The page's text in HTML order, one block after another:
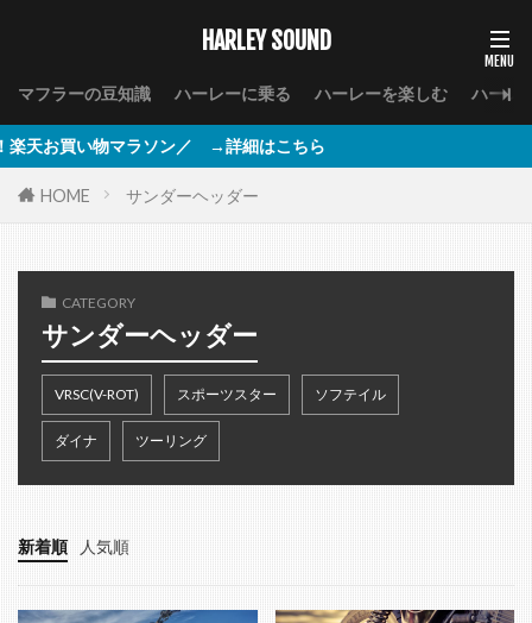
HARLEY SOUND
マフラーの豆知識 ハーレーに乗る ハーレーを楽しむ ハーレ
物マラソン／ →詳細はこちら
HOME サンダーヘッダー
CATEGORY
サンダーヘッダー
VRSC(V-ROT) スポーツスター ソフテイル
ダイナ ツーリング
新着順 人気順